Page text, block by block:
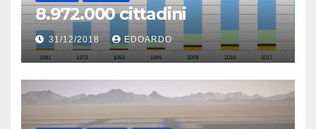
8.972.000 cittadini
31/12/2018 EDOARDO